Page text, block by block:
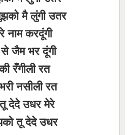
मै लुंगी उतर
नाम करदूंगी
जैम भर दूंगी
रँगीली रत
नसीली रत
देदे उधर मेरे
तू देदे उधर